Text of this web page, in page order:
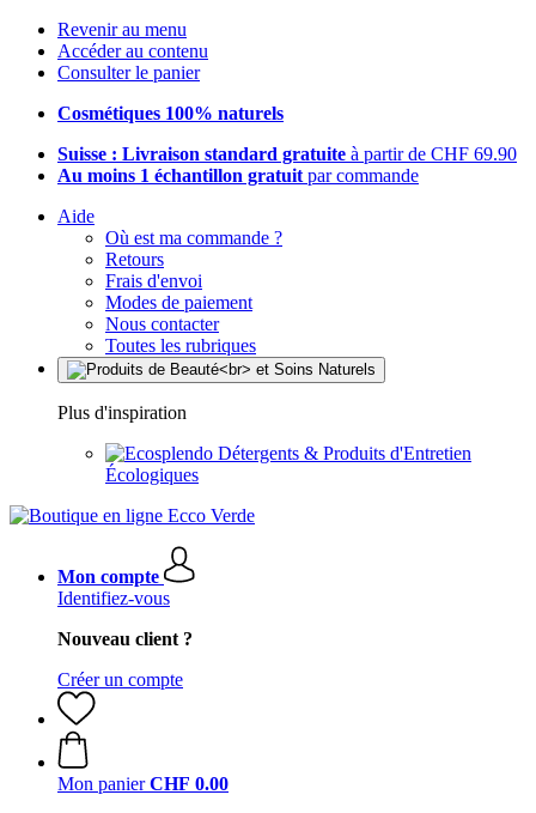
Revenir au menu
Accéder au contenu
Consulter le panier
Cosmétiques 100% naturels
Suisse : Livraison standard gratuite à partir de CHF 69.90
Au moins 1 échantillon gratuit par commande
Aide
Où est ma commande ?
Retours
Frais d'envoi
Modes de paiement
Nous contacter
Toutes les rubriques
Plus d'inspiration
Détergents & Produits d'Entretien
Écologiques
Mon compte
Identifiez-vous
Nouveau client ?
Créer un compte
Mon panier CHF 0.00